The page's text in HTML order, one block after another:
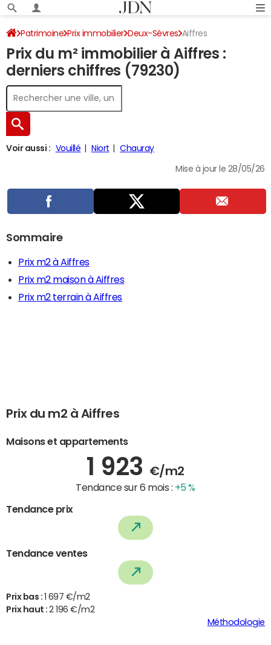
Patrimoine Prix immobilier Deux-Sèvres Aiffres
Prix du m² immobilier à Aiffres :
derniers chiffres (79230)
Voir aussi : Vouillé Niort Chauray
Mise à jour le 28/05/26
Sommaire
Prix m2 à Aiffres
Prix m2 maison à Aiffres
Prix m2 terrain à Aiffres
Prix du m2 à Aiffres
Maisons et appartements
1 923 €/m2
Tendance sur 6 mois : +5 %
Tendance prix
Tendance ventes
Prix bas :
1 697 €/m2
Prix haut :2 196 €/m2
Méthodologie